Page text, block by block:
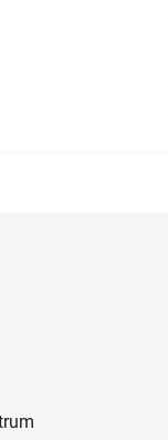
je 5 z 5 hvězdiček.